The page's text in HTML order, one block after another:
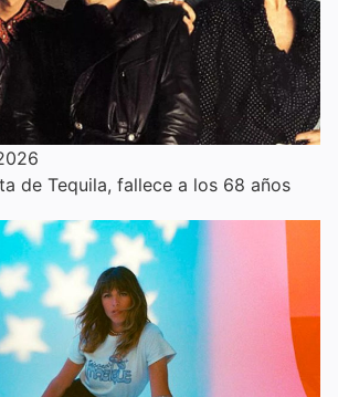
de Tequila, fallece a los 68 años